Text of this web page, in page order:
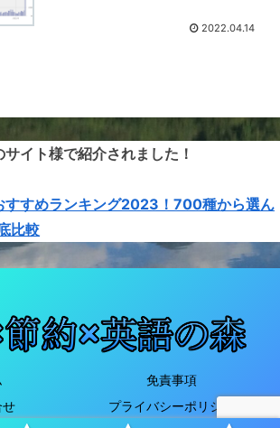
2022.04.14
イト様で紹介されました！
すすめランキング2023！700種から選ん
比較
免責事項
せ
プライバシーポリシー